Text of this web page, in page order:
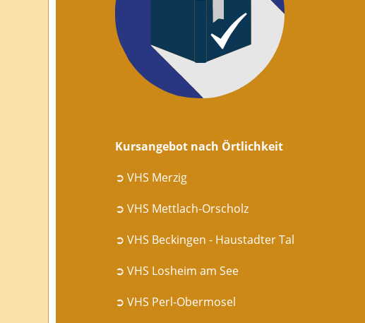
Kursangebot nach Örtlichkeit
➲ VHS Merzig
➲ VHS Mettlach-Orscholz
➲ VHS Beckingen - Haustadter Tal
➲ VHS Losheim am See
➲ VHS Perl-Obermosel